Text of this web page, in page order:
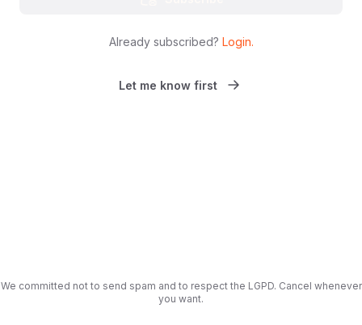
Already subscribed? Login.
Let me know first
We committed not to send spam and to respect the LGPD. Cancel whenever
you want.